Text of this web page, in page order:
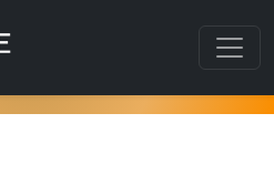
этот раздел???